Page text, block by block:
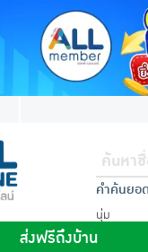
คำค้นยอ
นุ่ม
ส่งฟรีถึงบ้าน